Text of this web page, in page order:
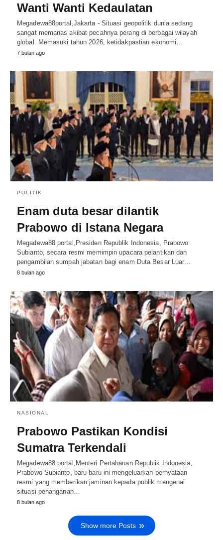
Wanti Wanti Kedaulatan
Megadewa88portal,Jakarta - Situasi geopolitik dunia sedang
sangat memanas akibat pecahnya perang di berbagai wilayah
global. Memasuki tahun 2026, ketidakpastian ekonomi…
7 bulan ago
POLITIK
Enam duta besar dilantik
Prabowo di Istana Negara
Megadewa88 portal,Presiden Republik Indonesia, Prabowo
Subianto, secara resmi memimpin upacara pelantikan dan
pengambilan sumpah jabatan bagi enam Duta Besar Luar…
8 bulan ago
NASIONAL
Prabowo Pastikan Kondisi
Sumatra Terkendali
Megadewa88 portal,Menteri Pertahanan Republik Indonesia,
Prabowo Subianto, baru-baru ini mengeluarkan pernyataan
resmi yang memberikan jaminan kepada publik mengenai
situasi penanganan…
8 bulan ago
Show more Posts